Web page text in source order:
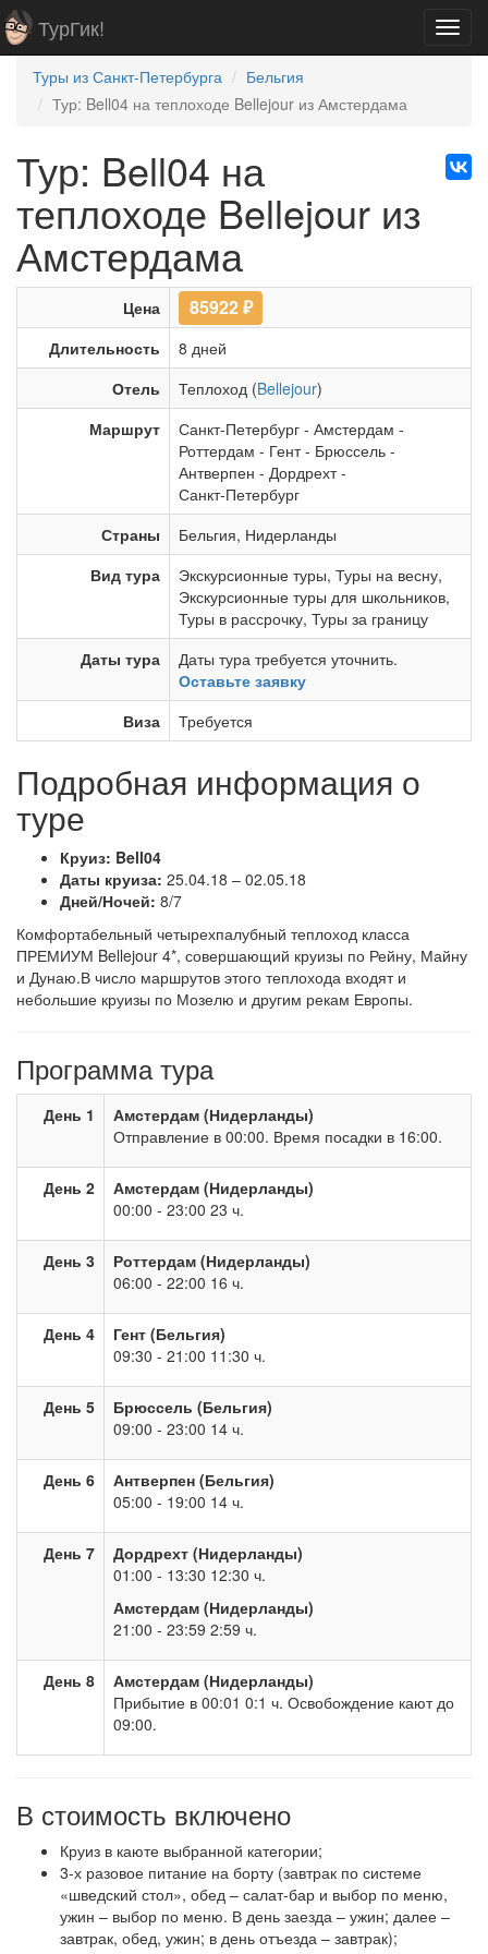
ТурГик!
Туры из Санкт-Петербурга
Бельгия
Тур: Bell04 на теплоходе Bellejour из Амстердама
Тур: Bell04 на
теплоходе Bellejour из
Амстердама
Цена 85922₽
Длительность
8 дней
Отель
Теплоход (Bellejour)
Маршрут
Санкт-Петербург - Амстердам -
Роттердам - Гент- Брюссель -
Антверпен - Дордрехт-
Санкт-Петербург
Страны
Бельгия, Нидерланды
Вид тура
Экскурсионные туры, Туры на весну,
Экскурсионные туры для школьников,
Туры в рассрочку, Туры за границу
Даты тура
Даты тура требуется уточнить.
Оставьте заявку
Виза
Требуется
Подробная информация о
туре
Круиз: Bell04
Даты круиза: 25.04.18 – 02.05.18
Дней/Ночей: 8/7
Комфортабельный четырехпалубный теплоход класса
ПРЕМИУМ Bellejour 4*, совершающий круизы по Рейну, Майну
и Дунаю.В число маршрутов этого теплохода входят и
небольшие круизы по Мозелю и другим рекам Европы.
Программа тура
День 1
Амстердам (Нидерланды)
Отправление в 00:00. Время посадки в 16:00.
День 2
Амстердам (Нидерланды)
00:00 - 23:00 23 ч.
День 3
Роттердам (Нидерланды)
06:00 - 22:00 16 ч.
День 4
Гент (Бельгия)
09:30 - 21:00 11:30 ч.
День 5
Брюссель (Бельгия)
09:00 - 23:00 14 ч.
День 6
Антверпен (Бельгия)
05:00 - 19:00 14 ч.
День 7
Дордрехт (Нидерланды)
01:00 - 13:30 12:30 ч.
Амстердам (Нидерланды)
21:00 - 23:59 2:59 ч.
День 8
Амстердам (Нидерланды)
Прибытие в 00:01 0:1 ч. Освобождение кают до
09:00.
В стоимость включено
Круиз в каюте выбранной категории;
3-х разовое питание на борту (завтрак по системе
«шведский стол», обед – салат-бар и выбор по меню,
ужин – выбор по меню. В день заезда – ужин; далее –
завтрак, обед, ужин; в день отъезда – завтрак);